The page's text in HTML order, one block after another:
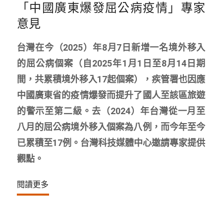
「中國廣東爆發屈公病疫情」專家
意見
台灣在今（2025）年8月7日新增一名境外移入
的屈公病個案（自2025年1月1日至8月14日期
間，共累積境外移入17起個案），疾管署也因應
中國廣東省的疫情爆發而提升了國人至該區旅遊
的警示至第二級。去（2024）年台灣從一月至
八月的屈公病境外移入個案為八例，而今年至今
已累積至17例。台灣科技媒體中心邀請專家提供
觀點。
閱讀更多